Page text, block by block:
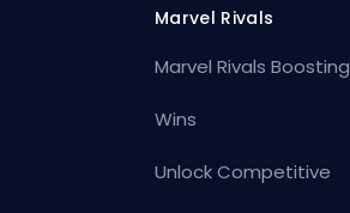
Marvel Rivals
Marvel Rivals Boosting
Wins
Unlock Competitive